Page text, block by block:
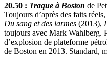
20.50 : Traque à Boston de
Toujours d’après des faits
Du sang et des larmes (2013),
toujours avec Mark Wahlberg.
d’explosion de plateforme
de Boston en 2013. Standard,